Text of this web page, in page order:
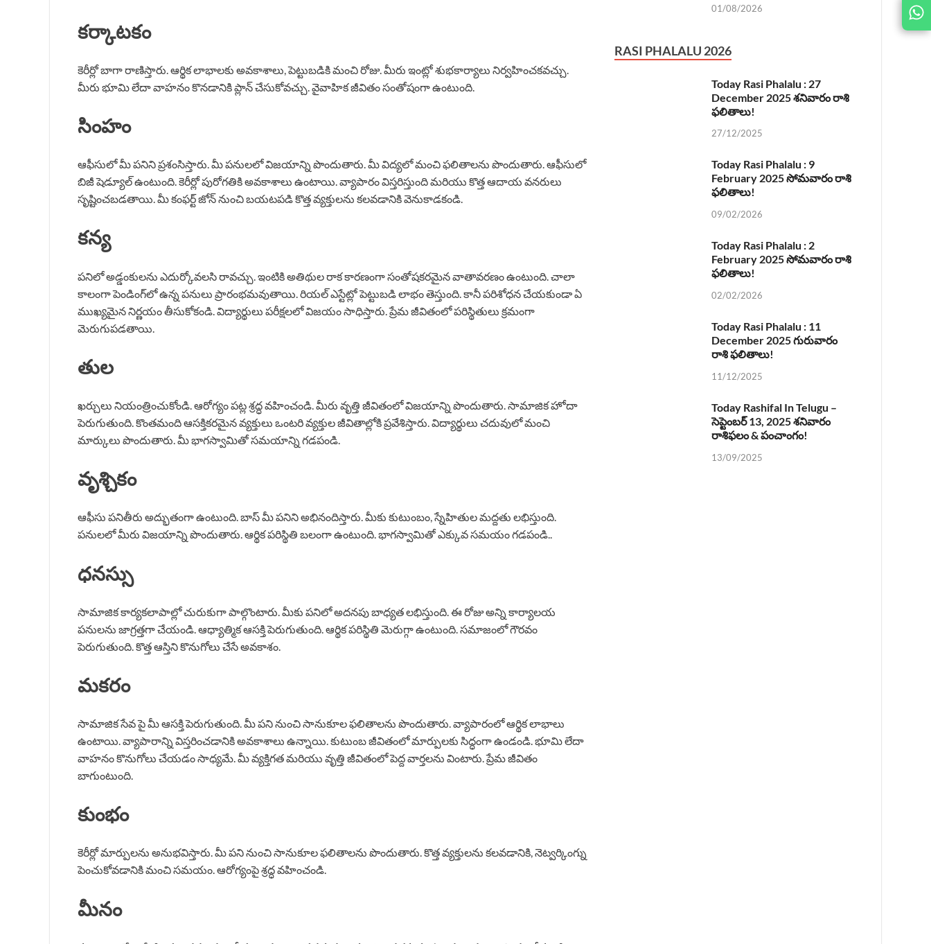
JOIN
US ON
కర్కాటకం
కెరీర్లో బాగా రాణిస్తారు. ఆర్థిక లాభాలకు అవకాశాలు, పెట్టుబడికి మంచి రోజు. మీరు ఇంట్లో శుభకార్యాలు నిర్వహించకవచ్చు.
మీరు భూమి లేదా వాహనం కొనడానికి ప్లాన్ చేసుకోవచ్చు. వైవాహిక జీవితం సంతోషంగా ఉంటుంది.
సింహం
ఆఫీసులో మీ పనిని ప్రశంసిస్తారు. మీ పనులలో విజయాన్ని పొందుతారు. మీ విద్యలో మంచి ఫలితాలను పొందుతారు. ఆఫీసులో
బిజీ షెడ్యూల్ ఉంటుంది. కెరీర్లో పురోగతికి అవకాశాలు ఉంటాయి. వ్యాపారం విస్తరిస్తుంది మరియు కొత్త ఆదాయ వనరులు
సృష్టించబడతాయి. మీ కంఫర్ట్ జోన్ నుంచి బయటపడి కొత్త వ్యక్తులను కలవడానికి వెనుకాడకండి.
కన్య
పనిలో అడ్డంకులను ఎదుర్కోవలసి రావచ్చు. ఇంటికి అతిథుల రాక కారణంగా సంతోషకరమైన వాతావరణం ఉంటుంది. చాలా
కాలంగా పెండింగ్‌లో ఉన్న పనులు ప్రారంభమవుతాయి. రియల్ ఎస్టేట్లో పెట్టుబడి లాభం తెస్తుంది. కానీ పరిశోధన చేయకుండా ఏ
ముఖ్యమైన నిర్ణయం తీసుకోకండి. విద్యార్థులు పరీక్షలలో విజయం సాధిస్తారు. ప్రేమ జీవితంలో పరిస్థితులు క్రమంగా
మెరుగుపడతాయి.
తుల
ఖర్చులు నియంత్రించుకోండి. ఆరోగ్యం పట్ల శ్రద్ధ వహించండి. మీరు వృత్తి జీవితంలో విజయాన్ని పొందుతారు. సామాజిక హోదా
పెరుగుతుంది. కొంతమంది ఆసక్తికరమైన వ్యక్తులు ఒంటరి వ్యక్తుల జీవితాల్లోకి ప్రవేశిస్తారు. విద్యార్థులు చదువులో మంచి
మార్కులు పొందుతారు. మీ భాగస్వామితో సమయాన్ని గడపండి.
వృశ్చికం
ఆఫీసు పనితీరు అద్భుతంగా ఉంటుంది. బాస్ మీ పనిని అభినందిస్తారు. మీకు కుటుంబం, స్నేహితుల మద్దతు లభిస్తుంది.
పనులలో మీరు విజయాన్ని పొందుతారు. ఆర్థిక పరిస్థితి బలంగా ఉంటుంది. భాగస్వామితో ఎక్కువ సమయం గడపండి..
ధనస్సు
సామాజిక కార్యకలాపాల్లో చురుకుగా పాల్గొంటారు. మీకు పనిలో అదనపు బాధ్యత లభిస్తుంది. ఈ రోజు అన్ని కార్యాలయ
పనులను జాగ్రత్తగా చేయండి. ఆధ్యాత్మిక ఆసక్తి పెరుగుతుంది. ఆర్థిక పరిస్థితి మెరుగ్గా ఉంటుంది. సమాజంలో గౌరవం
పెరుగుతుంది. కొత్త ఆస్తిని కొనుగోలు చేసే అవకాశం.
మకరం
సామాజిక సేవ పై మీ ఆసక్తి పెరుగుతుంది. మీ పని నుంచి సానుకూల ఫలితాలను పొందుతారు. వ్యాపారంలో ఆర్థిక లాభాలు
ఉంటాయి. వ్యాపారాన్ని విస్తరించడానికి అవకాశాలు ఉన్నాయి. కుటుంబ జీవితంలో మార్పులకు సిద్ధంగా ఉండండి. భూమి లేదా
వాహనం కొనుగోలు చేయడం సాధ్యమే. మీ వ్యక్తిగత మరియు వృత్తి జీవితంలో పెద్ద వార్తలను వింటారు. ప్రేమ జీవితం
బాగుంటుంది.
కుంభం
కెరీర్లో మార్పులను అనుభవిస్తారు. మీ పని నుంచి సానుకూల ఫలితాలను పొందుతారు. కొత్త వ్యక్తులను కలవడానికి, నెట్వర్కింగ్ను
పెంచుకోవడానికి మంచి సమయం. ఆరోగ్యంపై శ్రద్ధ వహించండి.
మీనం
01/08/2026
RASI PHALALU 2026
Today Rasi Phalalu : 27
December 2025 శనివారం రాశి
ఫలితాలు!
27/12/2025
Today Rasi Phalalu : 9
February 2025 సోమవారం రాశి
ఫలితాలు!
09/02/2026
Today Rasi Phalalu : 2
February 2025 సోమవారం రాశి
ఫలితాలు!
02/02/2026
Today Rasi Phalalu : 11
December 2025 గురువారం
రాశి ఫలితాలు!
11/12/2025
Today Rashifal In Telugu –
సెప్టెంబర్ 13, 2025 శనివారం
రాశిఫలం & పంచాంగం!
13/09/2025